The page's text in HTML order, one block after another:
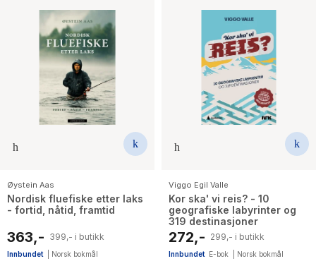
Øystein Aas
Nordisk fluefiske etter laks
- fortid, nåtid, framtid
363,- 399,- i butikk
Innbundet Norsk bokmål
Viggo Egil Valle
Kor ska' vi reis? - 10
geografiske labyrinter og
319 destinasjoner
272,- 299,- i butikk
Innbundet E-bok Norsk bokmål